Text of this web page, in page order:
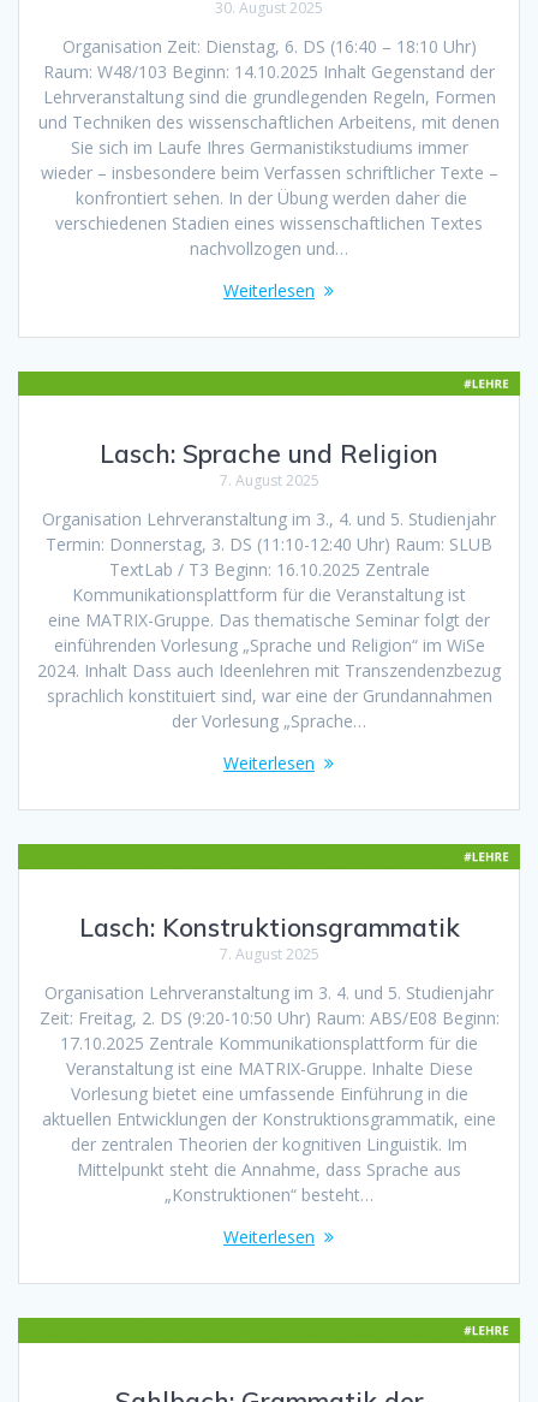
30. August 2025
Organisation Zeit: Dienstag, 6. DS (16:40 – 18:10 Uhr)
Raum: W48/103 Beginn: 14.10.2025 Inhalt Gegenstand der
Lehrveranstaltung sind die grundlegenden Regeln, Formen
und Techniken des wissenschaftlichen Arbeitens, mit denen
Sie sich im Laufe Ihres Germanistikstudiums immer
wieder – insbesondere beim Verfassen schriftlicher Texte –
konfrontiert sehen. In der Übung werden daher die
verschiedenen Stadien eines wissenschaftlichen Textes
nachvollzogen und…
Weiterlesen
Lasch: Sprache und Religion
7. August 2025
Organisation Lehrveranstaltung im 3., 4. und 5. Studienjahr
Termin: Donnerstag, 3. DS (11:10-12:40 Uhr) Raum: SLUB
TextLab / T3 Beginn: 16.10.2025 Zentrale
Kommunikationsplattform für die Veranstaltung ist
eine MATRIX-Gruppe. Das thematische Seminar folgt der
einführenden Vorlesung „Sprache und Religion“ im WiSe
2024. Inhalt Dass auch Ideenlehren mit Transzendenzbezug
sprachlich konstituiert sind, war eine der Grundannahmen
der Vorlesung „Sprache…
Weiterlesen
Lasch: Konstruktionsgrammatik
7. August 2025
Organisation Lehrveranstaltung im 3. 4. und 5. Studienjahr
Zeit: Freitag, 2. DS (9:20-10:50 Uhr) Raum: ABS/E08 Beginn:
17.10.2025 Zentrale Kommunikationsplattform für die
Veranstaltung ist eine MATRIX-Gruppe. Inhalte Diese
Vorlesung bietet eine umfassende Einführung in die
aktuellen Entwicklungen der Konstruktionsgrammatik, eine
der zentralen Theorien der kognitiven Linguistik. Im
Mittelpunkt steht die Annahme, dass Sprache aus
„Konstruktionen“ besteht…
Weiterlesen